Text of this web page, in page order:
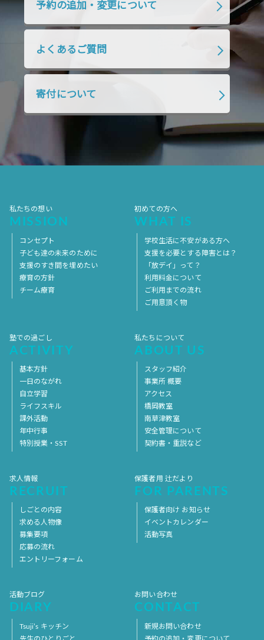
2018年7月 2018年6月
2018年4月 2018年3月 2018年2月
2018年1月 2017年12月
2017年10月 2017年9月 2017年8月
2017年5月
2017年4月
予約の追加・変更について
よくあるご質問
寄付について
私たちの想い
MISSION
コンセプト
子ども達の未来のために
支援のすき間を埋めたい
療育の方針
チーム療育
初めての方へ
WHAT IS
学校生活に不安がある方へ
支援を必要とする障害とは？
「放デイ」って？
利用料金について
ご利用までの流れ
ご用意頂く物
塾での過ごし
ACTIVITY
基本方針
一日のながれ
自立学習
ライフスキル
課外活動
年中行事
特別授業・SST
私たちについて
ABOUT US
スタッフ紹介
事業所 概要
アクセス
橋岡教室
南草津教室
安全管理について
契約書・重説など
求人情報
RECRUIT
しごとの内容
求める人物像
募集要項
応募の流れ
エントリーフォーム
保護者用 辻だより
FOR PARENTS
保護者向け お知らせ
イベントカレンダー
活動写真
活動ブログ
DIARY
Tsuji’s キッチン
お問い合わせ
CONTACT
新規お問い合わせ